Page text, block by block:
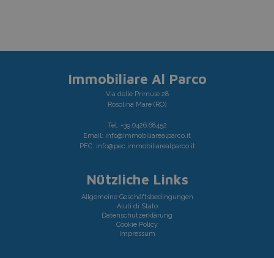
Immobiliare Al Parco
Via delle Primule 28
Rosolina Mare (RO)
Tel. +39.0426.68452
Email: info@immobiliarealparco.it
PEC: info@pec.immobiliarealparco.it
Nützliche Links
Allgemeine Geschäftsbedingungen
Aiuti di Stato
Datenschutzerklärung
Cookie Policy
Impressum